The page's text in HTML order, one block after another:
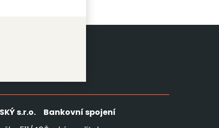
s.r.o.
Bankovní spojení